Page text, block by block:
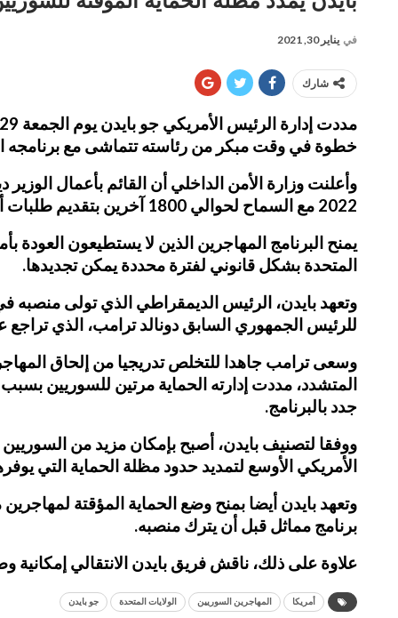
في يناير 30, 2021
شارك
خطوة في وقت مبكر من رئاسته تتماشى مع برنامجه
2022 مع السماح لحوالي 1800 آخرين بتقديم طلبات أولية.
يمنح البرنامج المهاجرين الذين لا يستطيعون العودة
المتحدة بشكل قانوني لفترة محددة يمكن تجديدها.
للرئيس الجمهوري السابق دونالد ترامب، الذي تراجع
وسعى ترامب جاهدا للتخلص تدريجيا من إلحاق
المتشدد، مددت إدارته الحماية مرتين للسوريين
جدد بالبرنامج.
ووفقا لتصنيف بايدن، أصبح بإمكان مزيد من
الأمريكي الأوسع لتمديد حدود مظلة الحماية التي
وتعهد بايدن أيضا بمنح وضع الحماية المؤقتة
برنامج مماثل قبل أن يترك منصبه.
علاوة على ذلك، ناقش فريق بايدن الانتقالي
أمريكا المهاجرين السوريين الولايات المتحدة جو بايدن